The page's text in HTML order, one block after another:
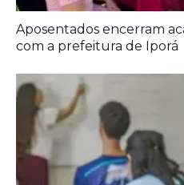
Aposentados encerram
com a prefeitura de Iporá